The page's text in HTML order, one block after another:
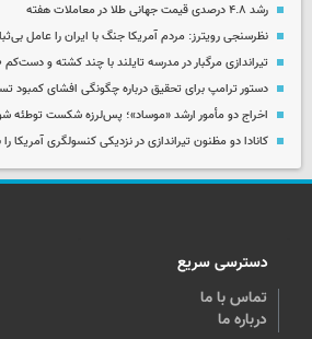
رشد ۴.۸ درصدی قیمت جهانی طلا در معاملات هفته
نظرسنجی رویترز: مردم آمریکا جنگ با ایران را عامل
تیراندازی مرگبار در مدرسه‌ تایلند با چند کشته و دست‌کم ۲۰ زخمی
دستور ترامپ برای تحقیق درباره چگونگی افشای کمبود
اخراج دو مأمور ارشد «موساد»؛ پس‌لرزه شکست توطئه
کانادا دو مظنون تیراندازی در نزدیکی کنسولگری آمریکا
دسترسی سریع
تماس با ما
درباره ما